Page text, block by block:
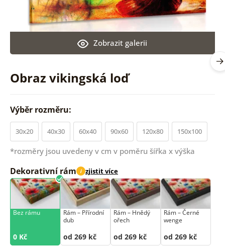
Obraz vikingská loď
Zobrazit galerii
Výběr rozměru:
30x20 40x30 60x40 90x60 120x80 150x100
*rozměry jsou uvedeny v cm v poměru šířka x výška
Dekorativní rám i zjistit více
Bez rámu
0 Kč
Rám –⁠⁠⁠⁠⁠⁠ Přírodní
dub
od 269 kč
Rám –⁠⁠⁠⁠⁠⁠ Hnědý
ořech
od 269 kč
Rám –⁠⁠⁠⁠⁠⁠ Černé
wenge
od 269 kč